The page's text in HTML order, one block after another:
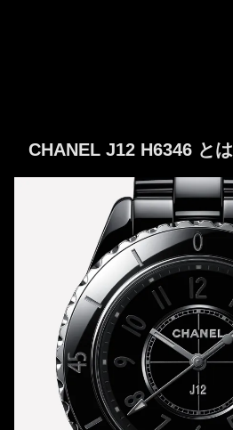
CHANEL J12 H6346 とは